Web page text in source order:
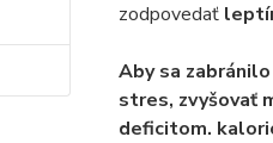
zodpovedať
Aby sa
stres, zvyšovať
deficitom.